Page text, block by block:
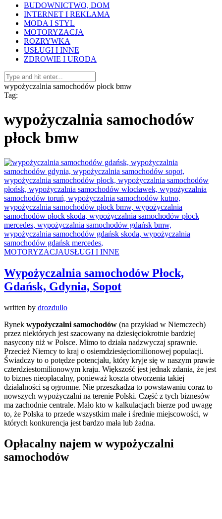
BUDOWNICTWO, DOM
INTERNET I REKLAMA
MODA I STYL
MOTORYZACJA
ROZRYWKA
USŁUGI I INNE
ZDROWIE I URODA
wypożyczalnia samochodów płock bmw
Tag:
wypożyczalnia samochodów
płock bmw
MOTORYZACJAUSŁUGI I INNE
Wypożyczalnia samochodów Płock,
Gdańsk, Gdynia, Sopot
written by drozdullo
Rynek wypożyczalni samochodów (na przykład w Niemczech)
przez niektórych jest szacowany na dziesięciokrotnie bardziej
nasycony niż w Polsce. Mimo to działa nadzwyczaj sprawnie.
Przecież Niemcy to kraj o osiemdziesięciomilionowej populacji.
Świadczy to o potędze potencjału, który kryje się w naszym prawie
czterdziestomilionowym kraju. Większość jest jednak zdania, że jest
to biznes nieopłacalny, ponieważ koszta otworzenia takiej
działalności są ogromne. Nie przeszkadza to powstawaniu coraz to
nowszych wypożyczalni na terenie Polski. Część z tych biznesów
ma zachodnie centrale. Mało kto w kalkulacjach bierze pod uwagę
to, że Polska to przede wszystkim małe i średnie miejscowości, w
których konkurencja jest bardzo mała lub żadna.
Opłacalny najem w wypożyczalni
samochodów